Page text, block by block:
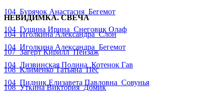
104_Бурячок Анастасия_Бегемот
104_Гущина Ирина_Снеговик Олаф
104_Иголкина Александра_Бегемот
104_Лизвинская Полина_Котенок Гав
104_Пидник Елизавета Павловна_Совунья
НЕВИДИМКА. СВЕЧА
104_Иголкина Александра_Слон
107_Загерт Кирилл_Пейзаж
108_Клименко Татьяна_Пëс
108_Уткина Виктория_Домик